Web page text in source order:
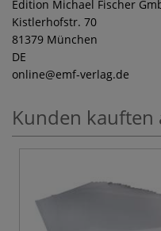
Edition Michael Fischer
Kistlerhofstr. 70
81379 München
DE
online@emf-verlag.de
Kunden kauften